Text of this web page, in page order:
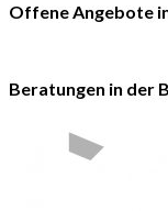
Offene Angebote
Beratungen in der